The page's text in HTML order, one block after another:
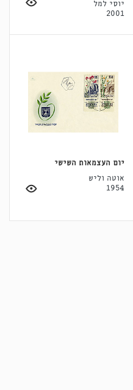
יוסי למל
2001
יום העצמאות השישי
אוטה וליש
1954